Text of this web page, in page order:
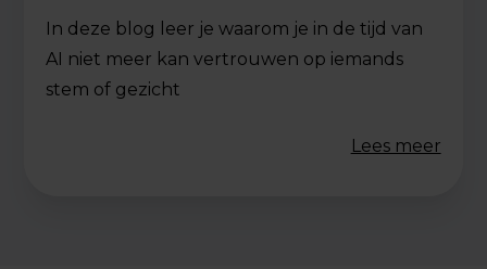
In deze blog leer je waarom je in de tijd van
AI niet meer kan vertrouwen op iemands
stem of gezicht
Lees meer